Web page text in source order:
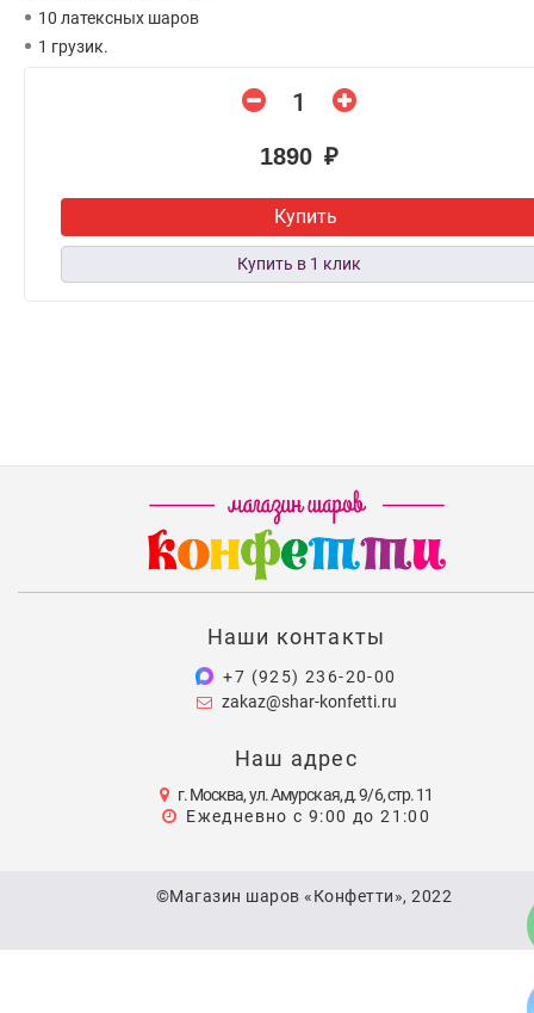
10 латексных шаров
1 грузик.
1890 ₽
Купить
Наши контакты
+7 (925) 236-20-00
zakaz@shar-konfetti.ru
Наш адрес
г. Москва, ул. Амурская, д. 9/6, стр. 11
Ежедневно с 9:00 до 21:00
©Магазин шаров «Конфетти», 2022